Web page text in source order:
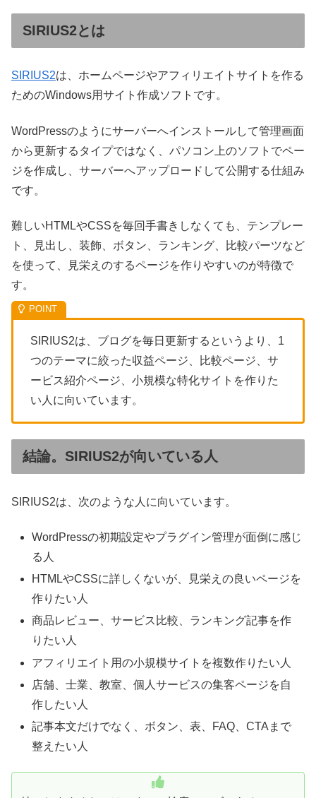
SIRIUS2とは
SIRIUS2は、ホームページやアフィリエイトサイトを作る
ためのWindows用サイト作成ソフトです。
WordPressのようにサーバーへインストールして管理画面
から更新するタイプではなく、パソコン上のソフトでペー
ジを作成し、サーバーへアップロードして公開する仕組み
です。
難しいHTMLやCSSを毎回手書きしなくても、テンプレー
ト、見出し、装飾、ボタン、ランキング、比較パーツなど
を使って、見栄えのするページを作りやすいのが特徴で
す。
SIRIUS2は、ブログを毎日更新するというより、1
つのテーマに絞った収益ページ、比較ページ、サ
ービス紹介ページ、小規模な特化サイトを作りた
い人に向いています。
結論。SIRIUS2が向いている人
SIRIUS2は、次のような人に向いています。
WordPressの初期設定やプラグイン管理が面倒に感じ
る人
HTMLやCSSに詳しくないが、見栄えの良いページを
作りたい人
商品レビュー、サービス比較、ランキング記事を作
りたい人
アフィリエイト用の小規模サイトを複数作りたい人
店舗、士業、教室、個人サービスの集客ページを自
作したい人
記事本文だけでなく、ボタン、表、FAQ、CTAまで
整えたい人